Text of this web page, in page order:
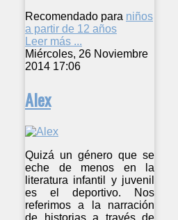
Recomendado para niños
a partir de 12 años
Leer más ...
Miércoles, 26 Noviembre
2014 17:06
Alex
Quizá un género que se
eche de menos en la
literatura infantil y juvenil
es el deportivo. Nos
referimos a la narración
de historias a través de